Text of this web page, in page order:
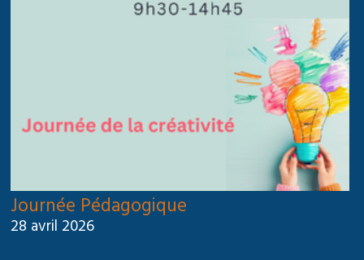
Journée Pédagogique
28 avril 2026